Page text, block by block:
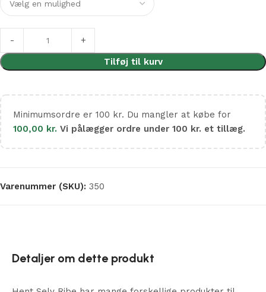
Tilføj til kurv
Minimumsordre er 100 kr. Du mangler at købe for
100,00 kr. Vi pålægger ordre under 100 kr. et tillæg.
Varenummer (SKU): 350
Detaljer om dette produkt